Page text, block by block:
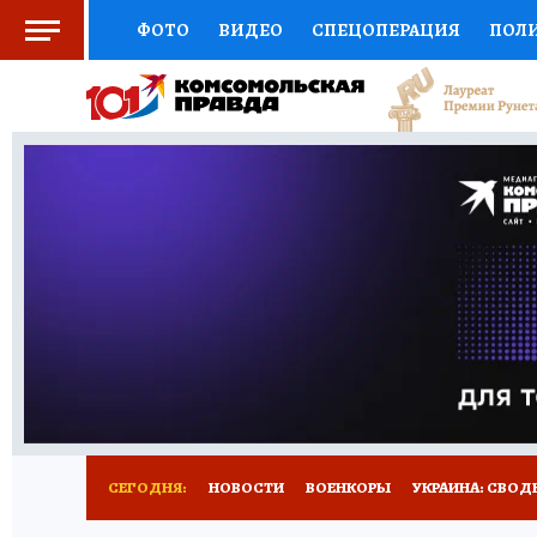
ФОТО ВИДЕО СПЕЦОПЕРАЦИЯ
СОЦПОДДЕРЖКА НАУКА СПОРТ
ОТКРЫВАЕМ МИР СЕМЬЯ ЖЕНСКИЕ
ДЕФИЦИТ
ВСЕ О
СЕГОДНЯ: НОВОСТИ ВОЕНКОРЫ УКРАИНА: